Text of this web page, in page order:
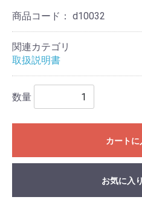
商品コード： d10032
関連カテゴリ
取扱説明書
数量
カートに
お気に入